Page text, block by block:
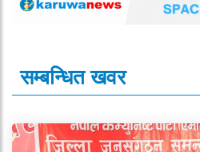
सम्बन्धित खवर